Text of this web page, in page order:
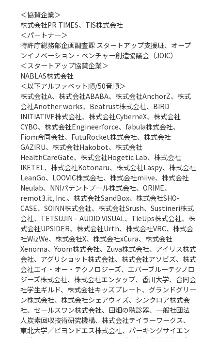
＜協賛企業＞
株式会社PR TIMES、TIS株式会社
＜パートナー＞
特許庁総務部企画調査課 スタートアップ支援班、オープ
ンイノベーション・ベンチャー創造協議会（JOIC）
＜スタートアップ協賛企業＞
NABLAS株式会社
＜以下アルファベット順/50音順＞
株式会社A、株式会社ABABA、株式会社AnchorZ、株式
会社Another works、Beatrust株式会社、BIRD
INITIATIVE株式会社、株式会社CyberneX、株式会社
CYBO、株式会社Engineerforce、fabula株式会社、
Fiom合同会社、FutuRocket株式会社、株式会社
GAZIRU、株式会社Hakobot、株式会社
HealthCareGate、株式会社Hogetic Lab、株式会社
IKETEL、株式会社Kotonaru、株式会社Laspy、株式会社
LeanGo、LOOVIC株式会社、株式会社miive、株式会社
Neulab、NNIパテントプール株式会社、ORIME、
remot3.it, Inc.、株式会社SandBox、株式会社SHO-
CASE、SOINN株式会社、株式会社Srush、Sustineri株式
会社、TETSUJIN – AUDIO VISUAL、TieUps株式会社、株
式会社UPSIDER、株式会社Urth、株式会社VRC、株式会
社WizWe、株式会社X、株式会社xCura、株式会社
Xenoma、Yoom株式会社、Zuva株式会社、アイリス株式
会社、アグリショット株式会社、株式会社アソビズ、株式
会社エイ・オー・テクノロジーズ、エバーブルーテクノロ
ジーズ株式会社、株式会社エンタップ、香川大学、合同会
社学生ギルド、株式会社キッズプレート、グランドグリー
ン株式会社、株式会社シェアウィズ、シンクロア株式会
社、セールスワン株式会社、田畑の聴診器、一般社団法
人炭素回収技術研究機構、株式会社テイラーワークス、
東北大学／ビヨンドエス株式会社、パーキングサイエン